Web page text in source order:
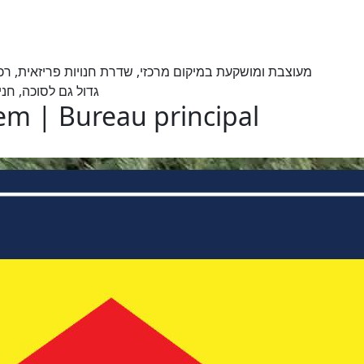
מעוצבת ומושקעת במיקום מרכזי, שדרת חנויות
גדול גם לסוכה,
| Bureau principal